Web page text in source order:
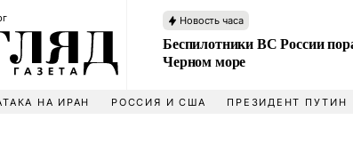
Новость часа
Беспилотники ВС России
Черном море
НА ИРАН РОССИЯ И США ПРЕЗИДЕНТ ПУТИН